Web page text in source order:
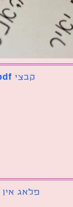
קבצי pdf נפרדים שצריך לאחד לקובץ אחד גדול
פלאג